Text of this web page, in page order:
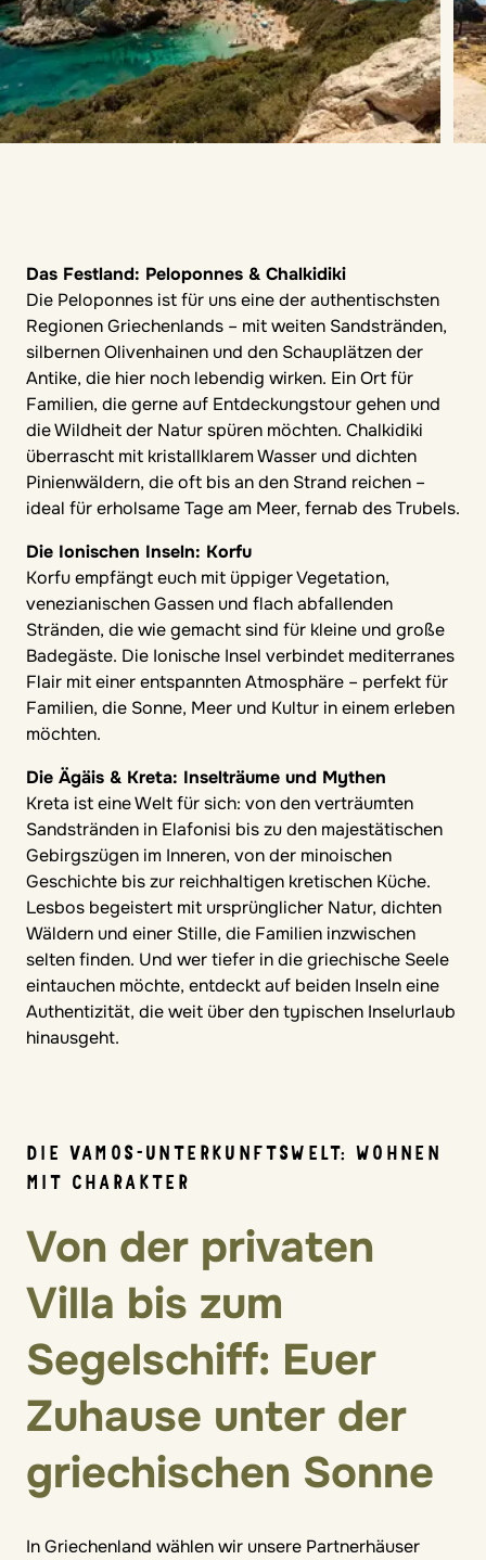
Das Festland: Peloponnes & Chalkidiki
Die Peloponnes ist für uns eine der authentischsten
Regionen Griechenlands – mit weiten Sandstränden,
silbernen Olivenhainen und den Schauplätzen der
Antike, die hier noch lebendig wirken. Ein Ort für
Familien, die gerne auf Entdeckungstour gehen und
die Wildheit der Natur spüren möchten. Chalkidiki
überrascht mit kristallklarem Wasser und dichten
Pinienwäldern, die oft bis an den Strand reichen –
ideal für erholsame Tage am Meer, fernab des Trubels.
Die Ionischen Inseln: Korfu
Korfu empfängt euch mit üppiger Vegetation,
venezianischen Gassen und flach abfallenden
Stränden, die wie gemacht sind für kleine und große
Badegäste. Die Ionische Insel verbindet mediterranes
Flair mit einer entspannten Atmosphäre – perfekt für
Familien, die Sonne, Meer und Kultur in einem erleben
möchten.
Die Ägäis & Kreta: Inselträume und Mythen
Kreta ist eine Welt für sich: von den verträumten
Sandstränden in Elafonisi bis zu den majestätischen
Gebirgszügen im Inneren, von der minoischen
Geschichte bis zur reichhaltigen kretischen Küche.
Lesbos begeistert mit ursprünglicher Natur, dichten
Wäldern und einer Stille, die Familien inzwischen
selten finden. Und wer tiefer in die griechische Seele
eintauchen möchte, entdeckt auf beiden Inseln eine
Authentizität, die weit über den typischen Inselurlaub
hinausgeht.
DIE VAMOS-UNTERKUNFTSWELT: WOHNEN
MIT CHARAKTER
Von der privaten
Villa bis zum
Segelschiff: Euer
Zuhause unter der
griechischen Sonne
In Griechenland wählen wir unsere Partnerhäuser